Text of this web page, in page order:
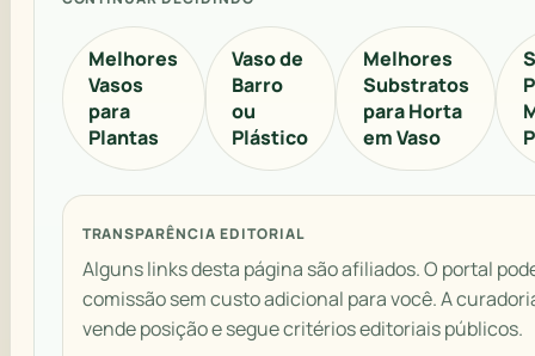
Melhores
Vasos
para
Plantas
Vaso de
Barro
ou
Plástico
Melhores
Substratos
para Horta
em Vaso
TRANSPARÊNCIA EDITORIAL
Alguns links desta página são afiliados. O portal
comissão sem custo adicional para você. A
vende posição e segue critérios editoriais públicos.